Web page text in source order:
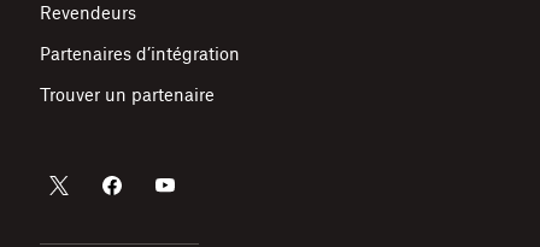
Revendeurs
Partenaires d’intégration
Trouver un partenaire